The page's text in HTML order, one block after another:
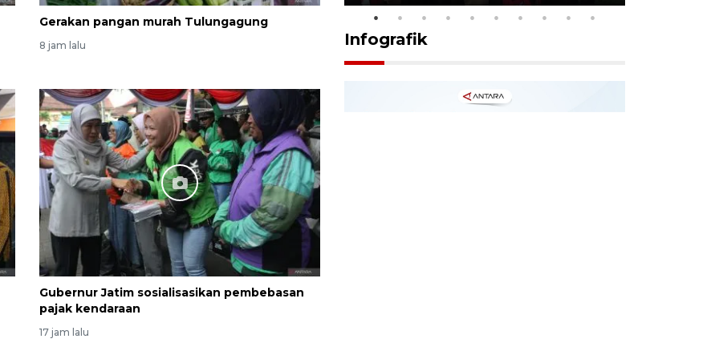
Gerakan pangan murah Tulungagung
8 jam lalu
Gubernur Jatim sosialisasikan pembebasan
pajak kendaraan
17 jam lalu
Infografik